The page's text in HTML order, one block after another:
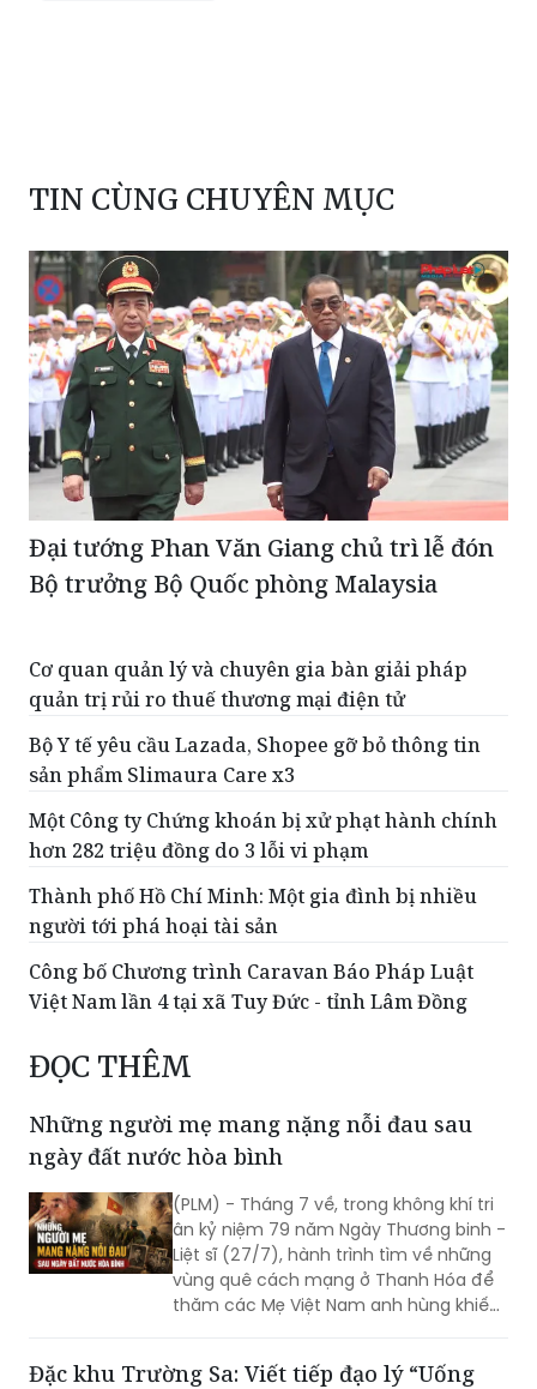
TIN CÙNG CHUYÊN MỤC
Đại tướng Phan Văn Giang chủ trì lễ đón
Bộ trưởng Bộ Quốc phòng Malaysia
Cơ quan quản lý và chuyên gia bàn giải pháp
quản trị rủi ro thuế thương mại điện tử
Bộ Y tế yêu cầu Lazada, Shopee gỡ bỏ thông tin
sản phẩm Slimaura Care x3
Một Công ty Chứng khoán bị xử phạt hành chính
hơn 282 triệu đồng do 3 lỗi vi phạm
Thành phố Hồ Chí Minh: Một gia đình bị nhiều
người tới phá hoại tài sản
Công bố Chương trình Caravan Báo Pháp Luật
Việt Nam lần 4 tại xã Tuy Đức - tỉnh Lâm Đồng
ĐỌC THÊM
Những người mẹ mang nặng nỗi đau sau
ngày đất nước hòa bình
(PLM) - Tháng 7 về, trong không khí tri
ân kỷ niệm 79 năm Ngày Thương binh -
Liệt sĩ (27/7), hành trình tìm về những
vùng quê cách mạng ở Thanh Hóa để
thăm các Mẹ Việt Nam anh hùng khiến
xuân, dành cả những người thân yêu
Đặc khu Trường Sa: Viết tiếp đạo lý “Uống